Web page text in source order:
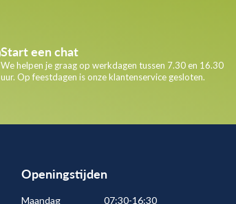
Start een chat
We helpen je graag op werkdagen tussen 7.30 en 16.30
uur. Op feestdagen is onze klantenservice gesloten.
Openingstijden
Maandag 07:30-16:30